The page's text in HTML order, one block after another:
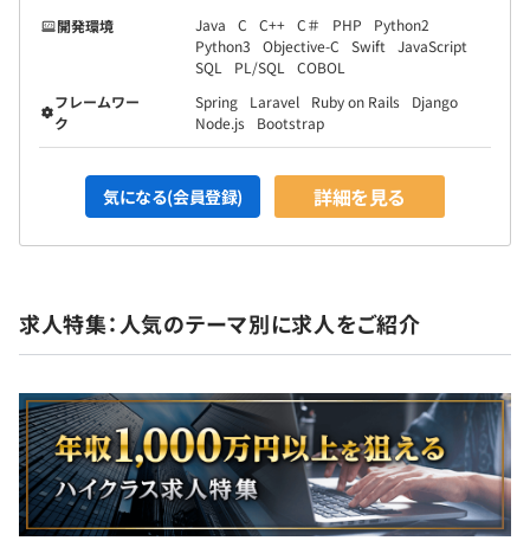
開発環境
Java C C++ C＃ PHP
Python2
Python3
Objective-C Swift
JavaScript
SQL
PL/SQL
COBOL
フレームワー
ク
Spring Laravel Ruby on Rails
Django
Node.js
Bootstrap
気になる(会員登録) 詳細を見る
求人特集：人気のテーマ別に求人をご紹介